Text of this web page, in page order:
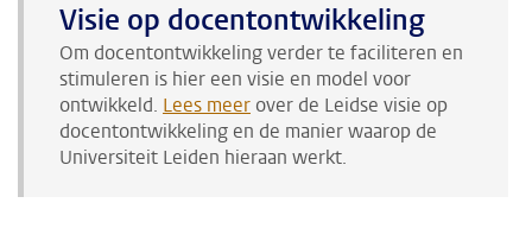
Visie op docentontwikkeling
Om docentontwikkeling verder te faciliteren en
stimuleren is hier een visie en model voor
ontwikkeld. Lees meer over de Leidse visie op
docentontwikkeling en de manier waarop de
Universiteit Leiden hieraan werkt.